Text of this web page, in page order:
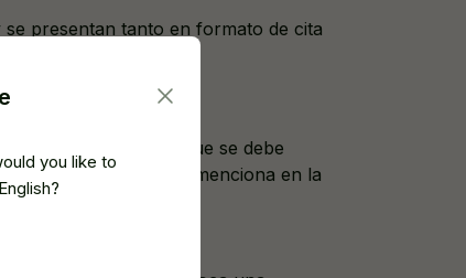
presentan tanto en formato de cita
lo que significa que se debe
del autor no se menciona en la
you like to